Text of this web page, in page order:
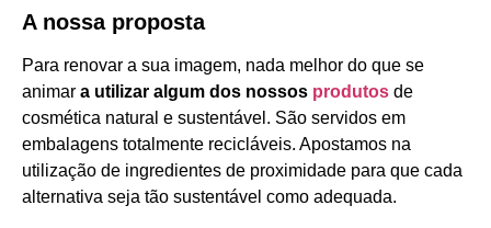
A nossa proposta
Para renovar a sua imagem, nada melhor do que se
animar a utilizar algum dos nossos produtos de
cosmética natural e sustentável. São servidos em
embalagens totalmente recicláveis. Apostamos na
utilização de ingredientes de proximidade para que cada
alternativa seja tão sustentável como adequada.